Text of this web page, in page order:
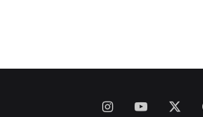
Facebook
YouTube